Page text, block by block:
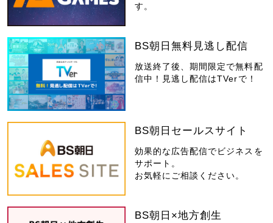
す。
BS朝日無料見逃し配信
放送終了後、期間限定で無料配
信中！見逃し配信はTVerで！
BS朝日セールスサイト
効果的な広告配信でビジネスを
サポート。
お気軽にご相談ください。
BS朝日×地方創生